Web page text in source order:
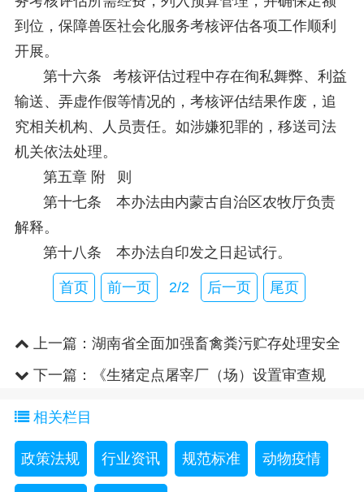
到位，保障兽医社会化服务考核评估各项工作顺利
开展。
第十六条 考核评估过程中存在徇私舞弊、利益
输送、弄虚作假等情况的，考核评估结果作废，追
究相关机构、人员责任。如涉嫌犯罪的，移送司法
机关依法处理。
第五章 附 则
第十七条 本办法由内蒙古自治区农牧厅负责
解释。
第十八条 本办法自印发之日起试行。
首页 前一页 2/2 后一页 尾页
上一篇： 湖南省全面加强畜禽粪污贮存处理安全
设施建设的通知
下一篇：
《生猪定点屠宰厂（场）设置审查规
相关栏目
政策法规 行业资讯 规范标准 动物疫情